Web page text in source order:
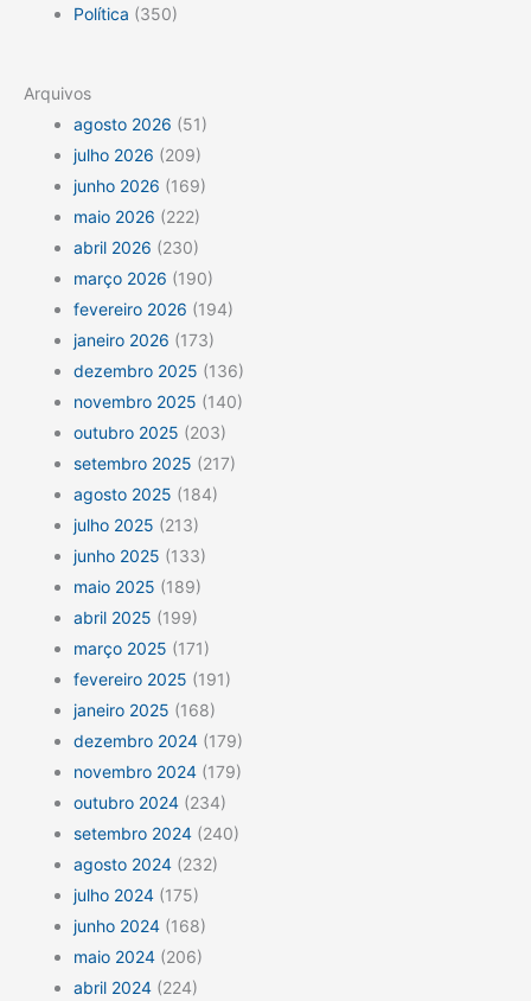
Política (350)
Arquivos
agosto 2026 (51)
julho 2026 (209)
junho 2026 (169)
maio 2026 (222)
abril 2026 (230)
março 2026 (190)
fevereiro 2026 (194)
janeiro 2026 (173)
dezembro 2025 (136)
novembro 2025 (140)
outubro 2025 (203)
setembro 2025 (217)
agosto 2025 (184)
julho 2025 (213)
junho 2025 (133)
maio 2025 (189)
abril 2025 (199)
março 2025 (171)
fevereiro 2025 (191)
janeiro 2025 (168)
dezembro 2024 (179)
novembro 2024 (179)
outubro 2024 (234)
setembro 2024 (240)
agosto 2024 (232)
julho 2024 (175)
junho 2024 (168)
maio 2024 (206)
abril 2024 (224)